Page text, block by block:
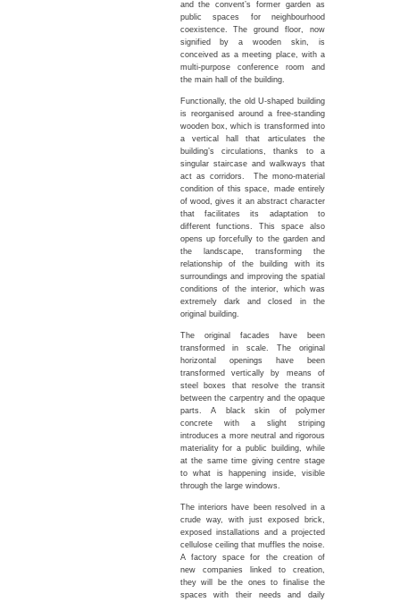
and the convent’s former garden as
public spaces for neighbourhood
coexistence. The ground floor, now
signified by a wooden skin, is
conceived as a meeting place, with a
multi-purpose conference room and
the main hall of the building.
Functionally, the old U-shaped building
is reorganised around a free-standing
wooden box, which is transformed into
a vertical hall that articulates the
building’s circulations, thanks to a
singular staircase and walkways that
act as corridors. The mono-material
condition of this space, made entirely
of wood, gives it an abstract character
that facilitates its adaptation to
different functions. This space also
opens up forcefully to the garden and
the landscape, transforming the
relationship of the building with its
surroundings and improving the spatial
conditions of the interior, which was
extremely dark and closed in the
original building.
The original facades have been
transformed in scale. The original
horizontal openings have been
transformed vertically by means of
steel boxes that resolve the transit
between the carpentry and the opaque
parts. A black skin of polymer
concrete with a slight striping
introduces a more neutral and rigorous
materiality for a public building, while
at the same time giving centre stage
to what is happening inside, visible
through the large windows.
The interiors have been resolved in a
crude way, with just exposed brick,
exposed installations and a projected
cellulose ceiling that muffles the noise.
A factory space for the creation of
new companies linked to creation,
they will be the ones to finalise the
spaces with their needs and daily